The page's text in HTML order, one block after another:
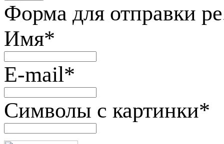
Форма для отправки
Имя*
E-mail*
Символы с картинки*